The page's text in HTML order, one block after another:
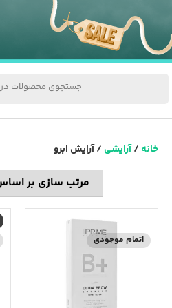
جستجوی محصولات در
خانه /آرایشی / آرایش ابرو
اتمام موجودی